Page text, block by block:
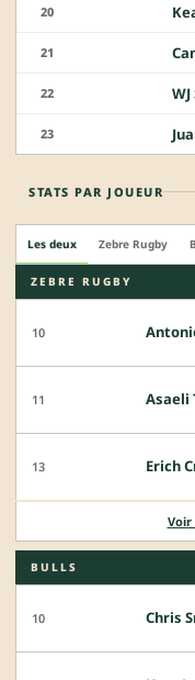
20
21
22
23
STATS PAR JOUEUR
Les deux Zebre Rugby
ZEBRE RUGBY
10
11 Asaeli
13 Erich
Voir
BULLS
10 Chris